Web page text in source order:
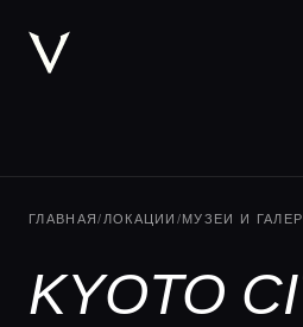
ГЛАВНАЯ/ ЛОКАЦИИ /МУЗЕИ И
KYOTO